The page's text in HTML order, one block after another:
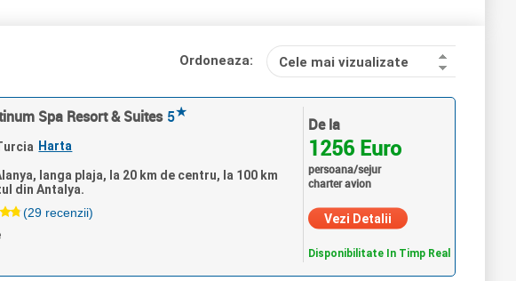
Ordoneaza: Cele mai vizualizate
De la
1256 Euro
persoana/sejur
charter avion
Vezi Detalii
Disponibilitate In Timp Real
Spa Resort & Suites 5★
Harta
langa plaja, la 20 km de centru, la 100 km
din Antalya.
(29 recenzii)